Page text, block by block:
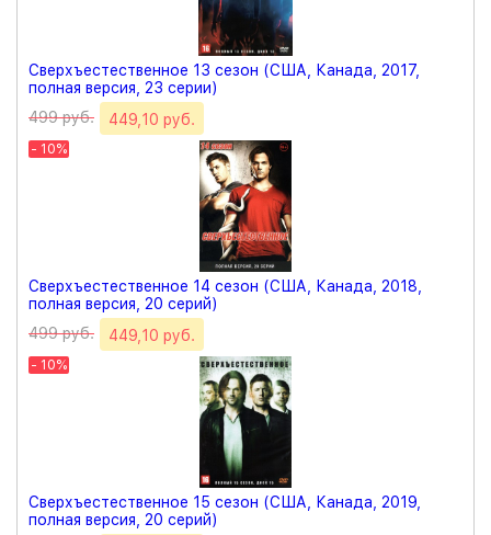
Сверхъестественное 13 сезон (США, Канада, 2017,
полная версия, 23 серии)
499 руб.
449,10 руб.
- 10%
Сверхъестественное 14 сезон (США, Канада, 2018,
полная версия, 20 серий)
499 руб.
449,10 руб.
- 10%
Сверхъестественное 15 сезон (США, Канада, 2019,
полная версия, 20 серий)